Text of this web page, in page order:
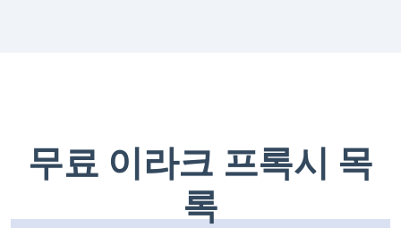
무료 이라크 프록시 목
록